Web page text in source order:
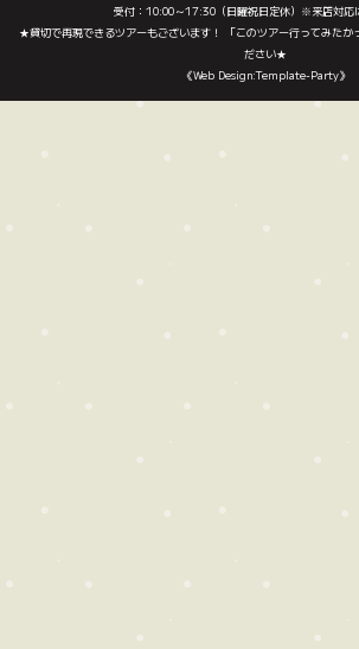
受付：10:00～17:30（日曜祝日定休）※来店対応
★貸切で再現できるツアーもございます！ 「このツアー行ってみた
ださい★
《Web Design:Template-Party》